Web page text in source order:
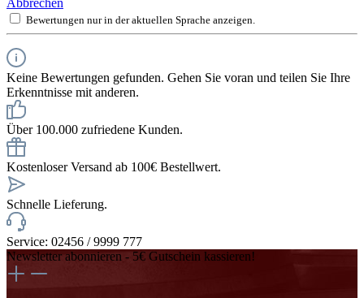
Bewertungen nur in der aktuellen Sprache anzeigen.
Keine Bewertungen gefunden. Gehen Sie voran und teilen Sie Ihre
Erkenntnisse mit anderen.
Über 100.000 zufriedene Kunden.
Kostenloser Versand ab 100€ Bestellwert.
Schnelle Lieferung.
Service: 02456 / 9999 777
Newsletter abonnieren - 5€ Gutschein kassieren!